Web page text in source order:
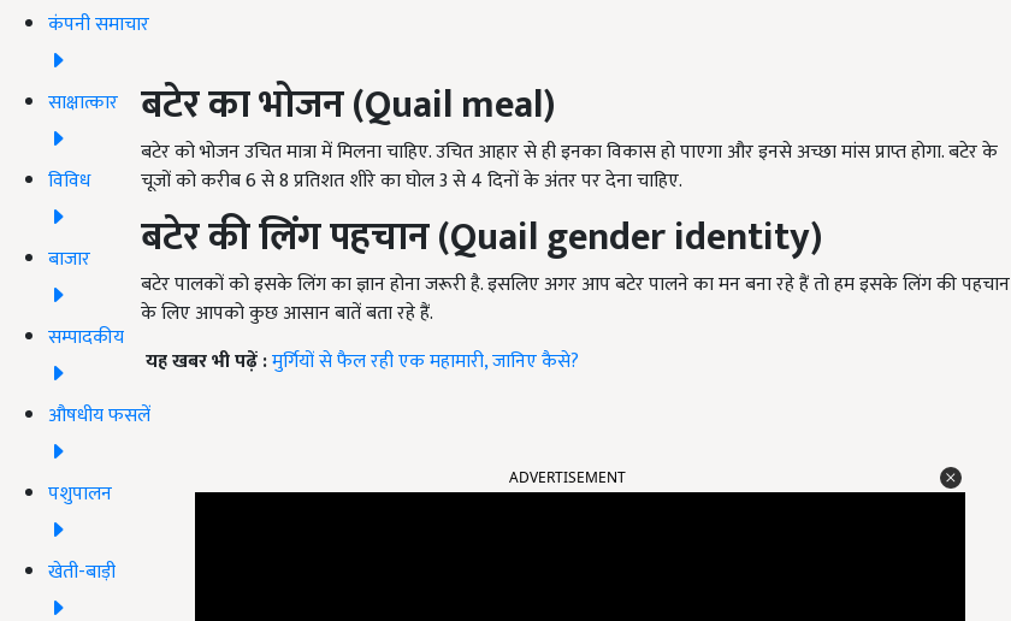
कंपनी समाचार
साक्षात्कार
विविध
बाजार
सम्पादकीय
औषधीय फसलें
पशुपालन
खेती-बाड़ी
बटेर का भोजन (Quail meal)
बटेर को भोजन उचित मात्रा में मिलना चाहिए. उचित आहार से ही इनका विकास हो पाएगा और इनसे अच्छा मांस प्राप्त होगा. बटेर के
चूजों को करीब 6 से 8 प्रतिशत शीरे का घोल 3 से 4 दिनों के अंतर पर देना चाहिए.
बटेर की लिंग पहचान (Quail gender identity)
बटेर पालकों को इसके लिंग का ज्ञान होना जरूरी है. इसलिए अगर आप बटेर पालने का मन बना रहे हैं तो हम इसके लिंग की पहचान
के लिए आपको कुछ आसान बातें बता रहे हैं.
यह खबर भी पढ़ें :मुर्गियों से फैल रही एक महामारी, जानिए कैसे?